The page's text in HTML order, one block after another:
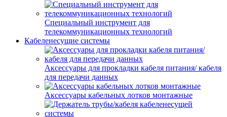
Специальный инструмент для
телекоммуникационных технологий
Кабеленесущие системы
Аксессуары для прокладки кабеля питания/ кабеля
для передачи данных
Аксессуары кабельных лотков монтажные